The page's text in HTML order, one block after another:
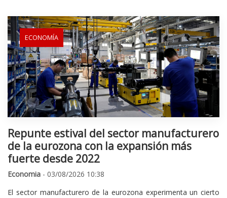
ECONOMÍA
Repunte estival del sector manufacturero
de la eurozona con la expansión más
fuerte desde 2022
Economia - 03/08/2026 10:38
El sector manufacturero de la eurozona experimenta un cierto